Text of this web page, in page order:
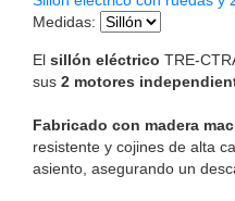
Medidas:
El sillón eléctrico TRE-
sus 2 motores
Fabricado con madera
resistente y cojines de alta
asiento, asegurando un